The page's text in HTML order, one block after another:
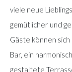
viele neue
gemütlicher und
Gäste können
Bar, ein
gestaltete